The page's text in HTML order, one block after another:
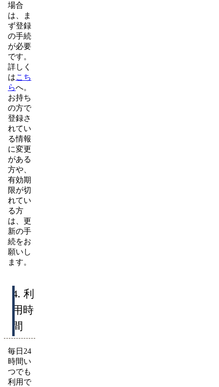
場合
は、ま
ず登録
の手続
が必要
です。
詳しく
はこち
らへ。
お持ち
の方で
登録さ
れてい
る情報
に変更
がある
方や、
有効期
限が切
れてい
る方
は、更
新の手
続をお
願いし
ます。
4. 利
用時
間
毎日24
時間い
つでも
利用で